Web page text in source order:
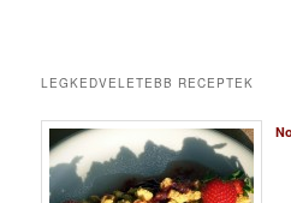
LEGKEDVELETEBB RECEPTEK